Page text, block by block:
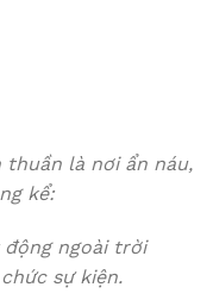
là nơi ẩn náu,
kể:
động ngoài trời
sự kiện.